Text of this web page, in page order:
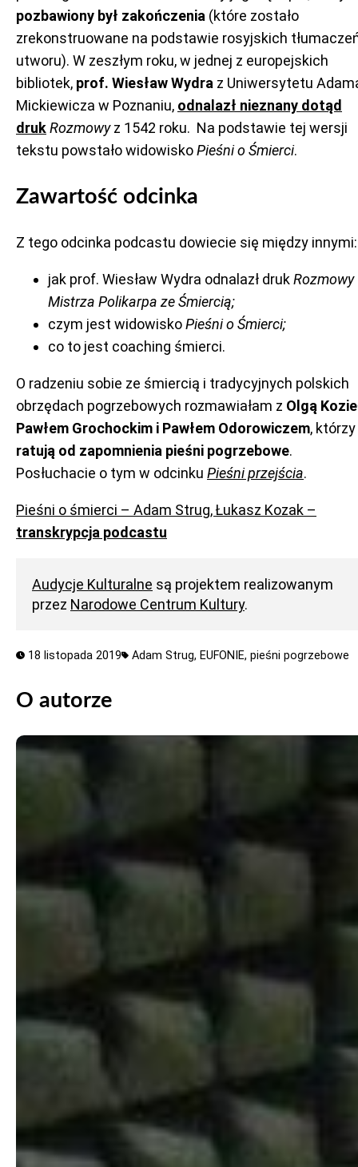
pozbawiony był zakończenia (które zostało
zrekonstruowane na podstawie rosyjskich
utworu). W zeszłym roku, w jednej z europejskich
bibliotek, prof. Wiesław Wydra z Uniwersytetu
Mickiewicza w Poznaniu, odnalazł nieznany dotąd
drukRozmowyz 1542 roku. Na podstawie tej wersji
tekstu powstało widowiskoPieśni o Śmierci.
Zawartość odcinka
Z tego odcinka podcastu dowiecie się między innymi:
jak prof. Wiesław Wydra odnalazł drukRozmowy
Mistrza Polikarpa ze Śmiercią;
czym jest widowiskoPieśni o Śmierci;
co to jest coaching śmierci.
O radzeniu sobie ze śmiercią i tradycyjnych polskich
obrzędach pogrzebowych rozmawiałam z Olgą
Pawłem Grochockim i Pawłem Odorowiczem, którzy
ratują od zapomnienia pieśni pogrzebowe.
Posłuchacie o tym w odcinku Pieśni przejścia.
Pieśni o śmierci – Adam Strug, Łukasz Kozak –
transkrypcja podcastu
Audycje Kulturalne są projektem realizowanym
przez Narodowe Centrum Kultury.
18 listopada 2019 Adam Strug, EUFONIE,pieśni pogrzebowe
O autorze